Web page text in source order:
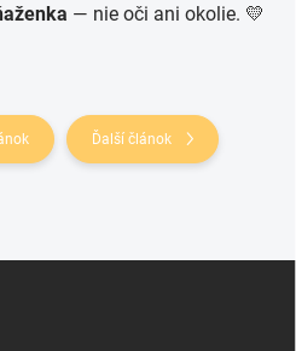
— nie oči ani okolie. 💛
Ďalší článok